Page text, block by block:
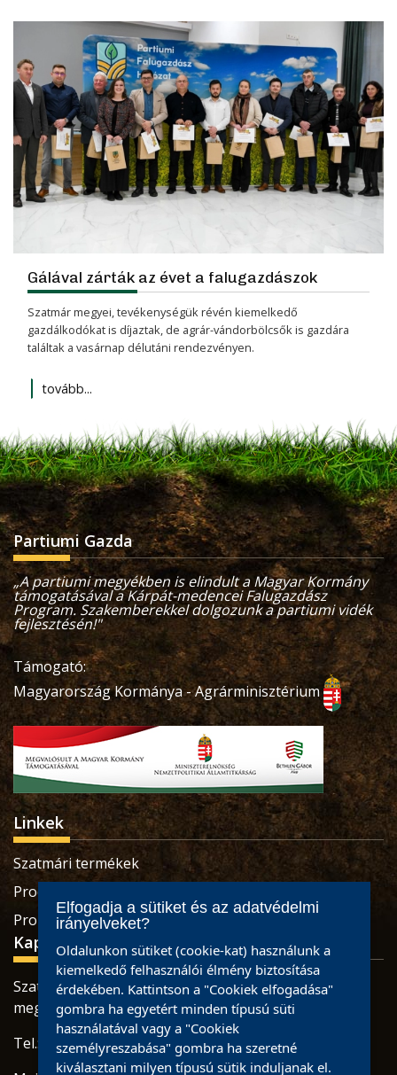
Gálával zárták az évet a falugazdászok
Szatmár megyei, tevékenységük révén kiemelkedő
gazdálkodókat is díjaztak, de agrár-vándorbölcsők is gazdára
találtak a vasárnap délutáni rendezvényen.
tovább...
Partiumi Gazda
„A partiumi megyékben is elindult a Magyar Kormány
támogatásával a Kárpát-medencei Falugazdász
Program. Szakemberekkel dolgozunk a partiumi vidék
fejlesztésén!"
Támogató:
Magyarország Kormánya - Agrárminisztérium
Linkek
Szatmári termékek
Produse sătmărene
Pro Economica Alapítvány
Kapcsolat
Szatmárnémeti, Retezatului utca, 32 szám, Szatmár
megye
Tel.: 0784465887 / 0733926673
Elfogadja a sütiket és az adatvédelmi
irányelveket?
Oldalunkon sütiket (cookie-kat) használunk a
kiemelkedő felhasználói élmény biztosítása
érdekében. Kattintson a "Cookiek elfogadása"
gombra ha egyetért minden típusú süti
használatával vagy a "Cookiek
személyreszabása" gombra ha szeretné
kiválasztani milyen típusú sütik induljanak el.